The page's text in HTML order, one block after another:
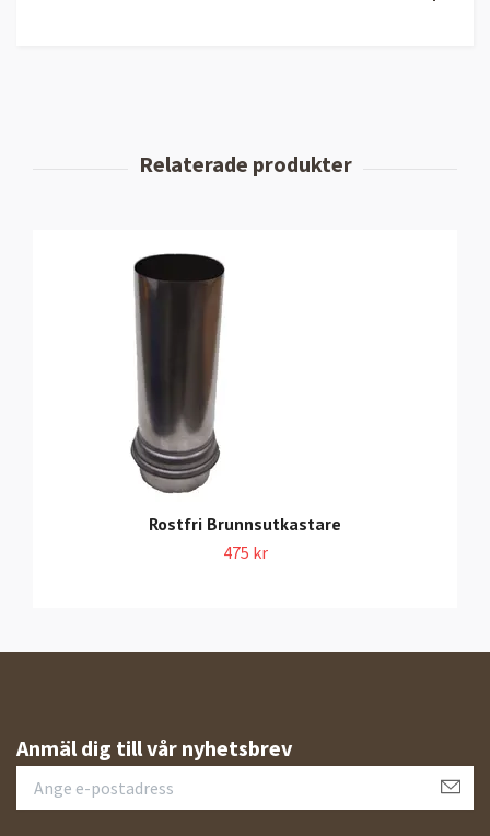
Rostfri Brunnsutkastare
475 kr
Anmäl dig till vår nyhetsbrev